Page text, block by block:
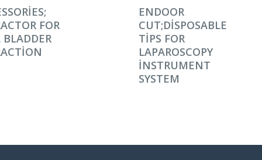
OKU
FOR
BLADDER
DEVAMINI OKU
ENDOOR
CUT;DISPOSABLE
TIPS FOR
LAPAROSCOPY
INSTRUMENT
SYSTEM